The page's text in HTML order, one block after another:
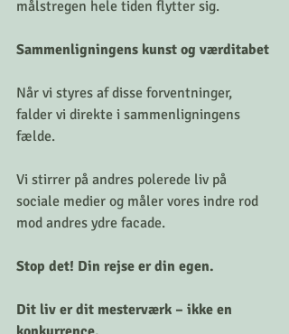
målstregen hele tiden flytter sig.
Sammenligningens kunst og værditabet
Når vi styres af disse forventninger,
falder vi direkte i sammenligningens
fælde.
Vi stirrer på andres polerede liv på
sociale medier og måler vores indre rod
mod andres ydre facade.
Stop det! Din rejse er din egen.
Dit liv er dit mesterværk – ikke en